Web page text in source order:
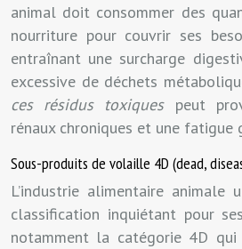
animal doit consommer des
nourriture pour couvrir ses
entraînant une surcharge
excessive de déchets
ces résidus toxiques peut
rénaux chroniques et une fatigue
Sous-produits de volaille 4D (dead,
L’industrie alimentaire animale
classification inquiétant pour
notamment la catégorie 4D qui